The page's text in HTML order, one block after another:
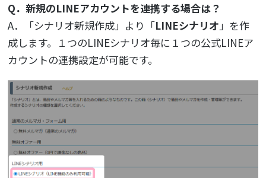
Q．新規のLINEアカウントを連携する場合は？
A．「シナリオ新規作成」より「LINEシナリオ」を作
成します。１つのLINEシナリオ毎に１つの公式LINEア
カウントの連携設定が可能です。